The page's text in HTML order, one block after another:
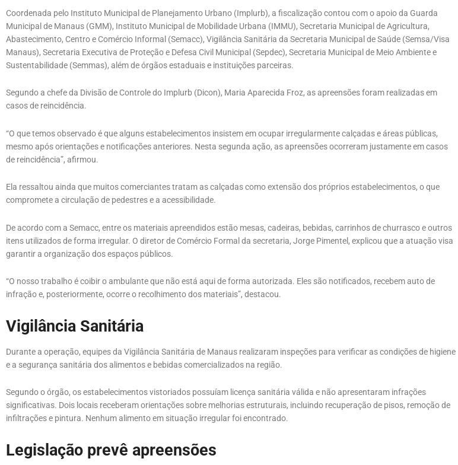
Coordenada pelo Instituto Municipal de Planejamento Urbano (Implurb), a fiscalização contou com o apoio da Guarda
Municipal de Manaus (GMM), Instituto Municipal de Mobilidade Urbana (IMMU), Secretaria Municipal de Agricultura,
Abastecimento, Centro e Comércio Informal (Semacc), Vigilância Sanitária da Secretaria Municipal de Saúde (Semsa/Visa
Manaus), Secretaria Executiva de Proteção e Defesa Civil Municipal (Sepdec), Secretaria Municipal de Meio Ambiente e
Sustentabilidade (Semmas), além de órgãos estaduais e instituições parceiras.
Segundo a chefe da Divisão de Controle do Implurb (Dicon), Maria Aparecida Froz, as apreensões foram realizadas em
casos de reincidência.
“O que temos observado é que alguns estabelecimentos insistem em ocupar irregularmente calçadas e áreas públicas,
mesmo após orientações e notificações anteriores. Nesta segunda ação, as apreensões ocorreram justamente em casos
de reincidência”, afirmou.
Ela ressaltou ainda que muitos comerciantes tratam as calçadas como extensão dos próprios estabelecimentos, o que
compromete a circulação de pedestres e a acessibilidade.
De acordo com a Semacc, entre os materiais apreendidos estão mesas, cadeiras, bebidas, carrinhos de churrasco e outros
itens utilizados de forma irregular. O diretor de Comércio Formal da secretaria, Jorge Pimentel, explicou que a atuação visa
garantir a organização dos espaços públicos.
“O nosso trabalho é coibir o ambulante que não está aqui de forma autorizada. Eles são notificados, recebem auto de
infração e, posteriormente, ocorre o recolhimento dos materiais”, destacou.
Vigilância Sanitária
Durante a operação, equipes da Vigilância Sanitária de Manaus realizaram inspeções para verificar as condições de higiene
e a segurança sanitária dos alimentos e bebidas comercializados na região.
Segundo o órgão, os estabelecimentos vistoriados possuíam licença sanitária válida e não apresentaram infrações
significativas. Dois locais receberam orientações sobre melhorias estruturais, incluindo recuperação de pisos, remoção de
infiltrações e pintura. Nenhum alimento em situação irregular foi encontrado.
Legislação prevê apreensões